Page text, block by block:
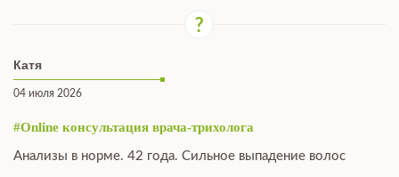
Катя
04 июля 2026
#Online консультация врача-трихолога
Анализы в норме. 42 года. Сильное выпадение волос